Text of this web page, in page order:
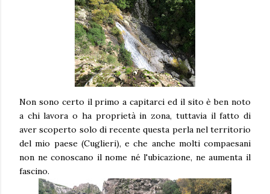
Non sono certo il primo a capitarci ed il sito è ben noto
a chi lavora o ha proprietà in zona, tuttavia il fatto di
aver scoperto solo di recente questa perla nel territorio
del mio paese (Cuglieri), e che anche molti compaesani
non ne conoscano il nome né l'ubicazione, ne aumenta il
fascino.